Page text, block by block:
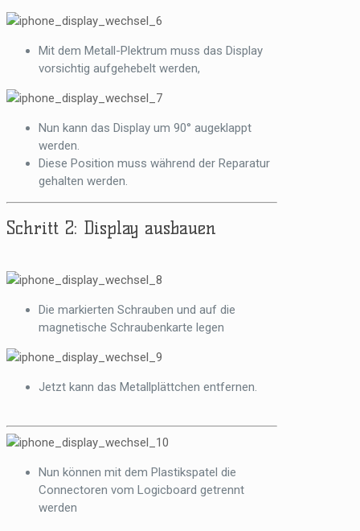
Mit dem Metall-Plektrum muss das Display
vorsichtig aufgehebelt werden,
Nun kann das Display um 90° augeklappt
werden.
Diese Position muss während der Reparatur
gehalten werden.
Schritt 2: Display ausbauen
Die markierten Schrauben und auf die
magnetische Schraubenkarte legen
Jetzt kann das Metallplättchen entfernen.
Nun können mit dem Plastikspatel die
Connectoren vom Logicboard getrennt
werden